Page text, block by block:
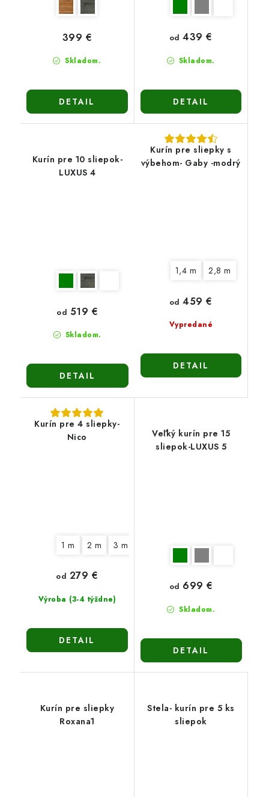
Skladom.
399 €
DETAIL
Skladom.
od 439 €
DETAIL
Kurín pre 10 sliepok-
LUXUS 4
Skladom.
od 519 €
DETAIL
Kurín pre sliepky s
výbehom- Gaby -modrý
1,4 m 2,8 m
Vypredané
od 459 €
DETAIL
Kurín pre 4 sliepky-
Nico
1 m 2 m 3 m
Výroba (3-4 týždne)
od 279 €
DETAIL
Veľký kurín pre 15
sliepok-LUXUS 5
Skladom.
od 699 €
DETAIL
Kurín pre sliepky
Roxana1
Stela- kurín pre 5 ks
sliepok